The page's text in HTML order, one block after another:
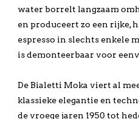
water borrelt langzaam
en produceert zo een rijke,
espresso in slechts enkele
is demonteerbaar voor
De Bialetti Moka viert al
klassieke elegantie en
de vroege jaren 1950 tot